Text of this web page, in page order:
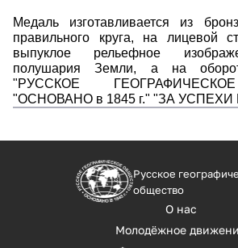
Медаль изготавливается из
правильного круга, на лицевой
выпуклое рельефное
полушария Земли, а на
"РУССКОЕ
"ОСНОВАНО в 1845 г." "ЗА УСПЕХИ
Русское
общество
О нас
Молодёжное